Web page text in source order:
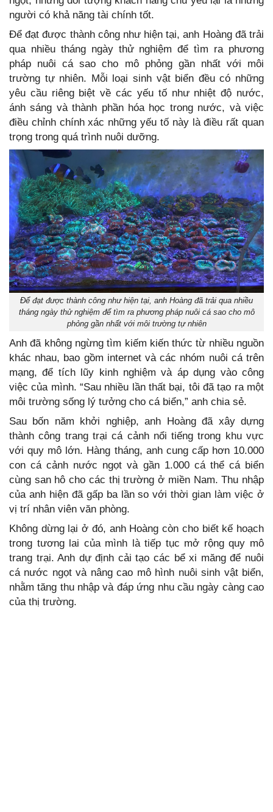
người có khả năng tài chính tốt.
Để đạt được thành công như hiện tại, anh Hoàng đã trải
qua nhiều tháng ngày thử nghiệm để tìm ra phương
pháp nuôi cá sao cho mô phỏng gần nhất với môi
trường tự nhiên. Mỗi loại sinh vật biển đều có những
yêu cầu riêng biệt về các yếu tố như nhiệt độ nước,
ánh sáng và thành phần hóa học trong nước, và việc
điều chỉnh chính xác những yếu tố này là điều rất quan
trọng trong quá trình nuôi dưỡng.
Để đạt được thành công như hiện tại, anh Hoàng đã trải qua nhiều
tháng ngày thử nghiệm để tìm ra phương pháp nuôi cá sao cho mô
phỏng gần nhất với môi trường tự nhiên
Anh đã không ngừng tìm kiếm kiến thức từ nhiều nguồn
khác nhau, bao gồm internet và các nhóm nuôi cá trên
mạng, để tích lũy kinh nghiệm và áp dụng vào công
việc của mình. “Sau nhiều lần thất bại, tôi đã tạo ra một
môi trường sống lý tưởng cho cá biển,” anh chia sẻ.
Sau bốn năm khởi nghiệp, anh Hoàng đã xây dựng
thành công trang trại cá cảnh nổi tiếng trong khu vực
với quy mô lớn. Hàng tháng, anh cung cấp hơn 10.000
con cá cảnh nước ngọt và gần 1.000 cá thể cá biển
cùng san hô cho các thị trường ở miền Nam. Thu nhập
của anh hiện đã gấp ba lần so với thời gian làm việc ở
vị trí nhân viên văn phòng.
Không dừng lại ở đó, anh Hoàng còn cho biết kế hoạch
trong tương lai của mình là tiếp tục mở rộng quy mô
trang trại. Anh dự định cải tạo các bể xi măng để nuôi
cá nước ngọt và nâng cao mô hình nuôi sinh vật biển,
nhằm tăng thu nhập và đáp ứng nhu cầu ngày càng cao
của thị trường.